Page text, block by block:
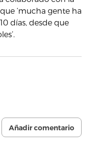
‘mucha gente ha
días, desde que
Añadir comentario